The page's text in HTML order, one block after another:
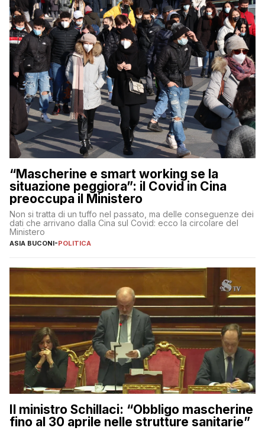
“Mascherine e smart working se la
situazione peggiora”: il Covid in Cina
preoccupa il Ministero
Non si tratta di un tuffo nel passato, ma delle conseguenze dei
dati che arrivano dalla Cina sul Covid: ecco la circolare del
Ministero
ASIA BUCONI-POLITICA
Il ministro Schillaci: “Obbligo mascherine
fino al 30 aprile nelle strutture sanitarie”